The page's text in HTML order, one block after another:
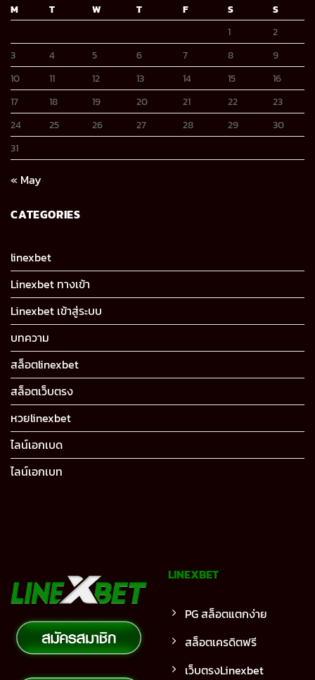
M T W T F S
S
1
2
3
4 5 6 7 8
9
10
11 12 13 14 15
16
17
18 19 20 21 22
23
24
25 26 27 28 29
30
31
« May
CATEGORIES
linexbet
Linexbet ทางเข้า
Linexbet เข้าสู่ระบบ
บทความ
สล็อตlinexbet
สล็อตเว็บตรง
หวยlinexbet
ไลน์เอกเบด
ไลน์เอกเบท
LINEXBET
PG สล็อตแตกง่าย
สล็อตเครดิตฟรี
เว็บตรงLinexbet